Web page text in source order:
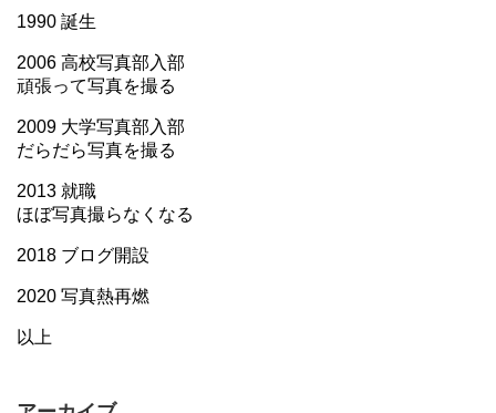
1990 誕生
2006 高校写真部入部
頑張って写真を撮る
2009 大学写真部入部
だらだら写真を撮る
2013 就職
ほぼ写真撮らなくなる
2018 ブログ開設
2020 写真熱再燃
以上